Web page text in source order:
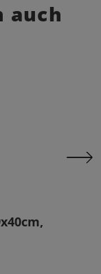
auch